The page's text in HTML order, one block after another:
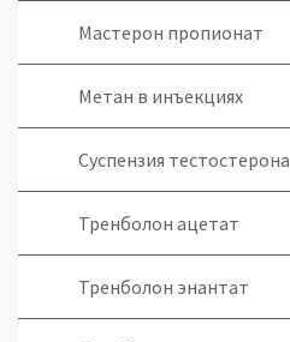
Мастерон пропионат
Метан в инъекциях
Суспензия тестостерона
Тренболон ацетат
Тренболон энантат